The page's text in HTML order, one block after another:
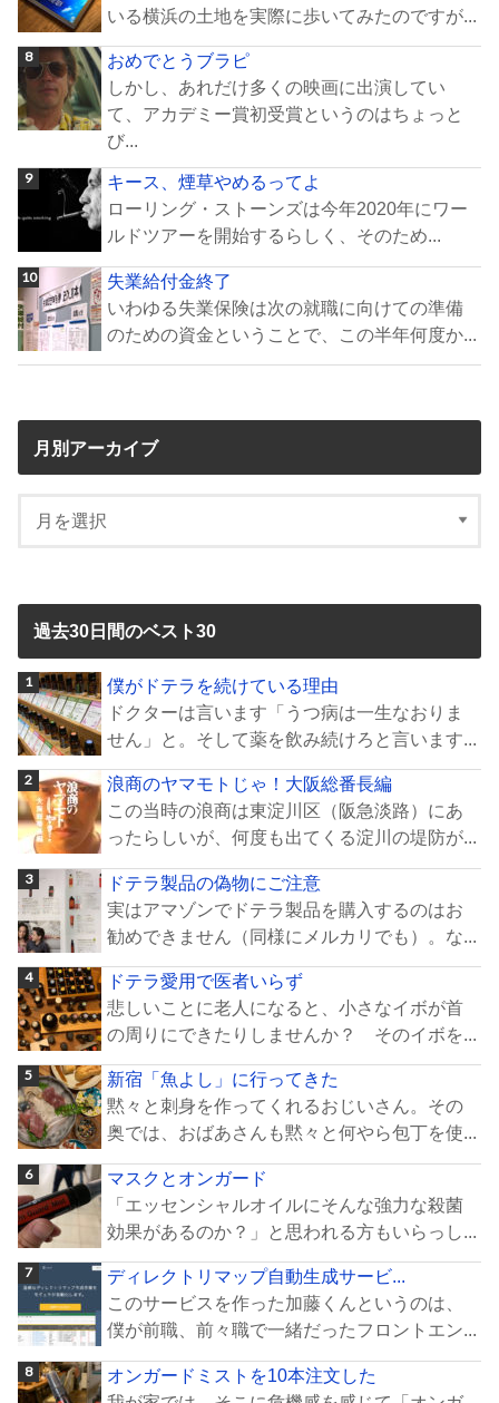
いる横浜の土地を実際に歩いてみたのですが...
おめでとうブラピ
しかし、あれだけ多くの映画に出演してい
て、アカデミー賞初受賞というのはちょっと
び...
キース、煙草やめるってよ
ローリング・ストーンズは今年2020年にワー
ルドツアーを開始するらしく、そのため...
失業給付金終了
いわゆる失業保険は次の就職に向けての準備
のための資金ということで、この半年何度か...
月別アーカイブ
過去30日間のベスト30
僕がドテラを続けている理由
ドクターは言います「うつ病は一生なおりま
せん」と。そして薬を飲み続けろと言います...
浪商のヤマモトじゃ！大阪総番長編
この当時の浪商は東淀川区（阪急淡路）にあ
ったらしいが、何度も出てくる淀川の堤防が...
ドテラ製品の偽物にご注意
実はアマゾンでドテラ製品を購入するのはお
勧めできません（同様にメルカリでも）。な...
ドテラ愛用で医者いらず
悲しいことに老人になると、小さなイボが首
の周りにできたりしませんか？ そのイボを...
新宿「魚よし」に行ってきた
黙々と刺身を作ってくれるおじいさん。その
奥では、おばあさんも黙々と何やら包丁を使...
マスクとオンガード
「エッセンシャルオイルにそんな強力な殺菌
効果があるのか？」と思われる方もいらっし...
ディレクトリマップ自動生成サービ...
このサービスを作った加藤くんというのは、
僕が前職、前々職で一緒だったフロントエン...
オンガードミストを10本注文した